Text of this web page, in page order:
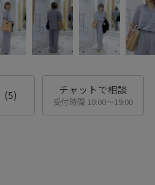
(5) チャットで相談
受付時間 10:00〜19:00